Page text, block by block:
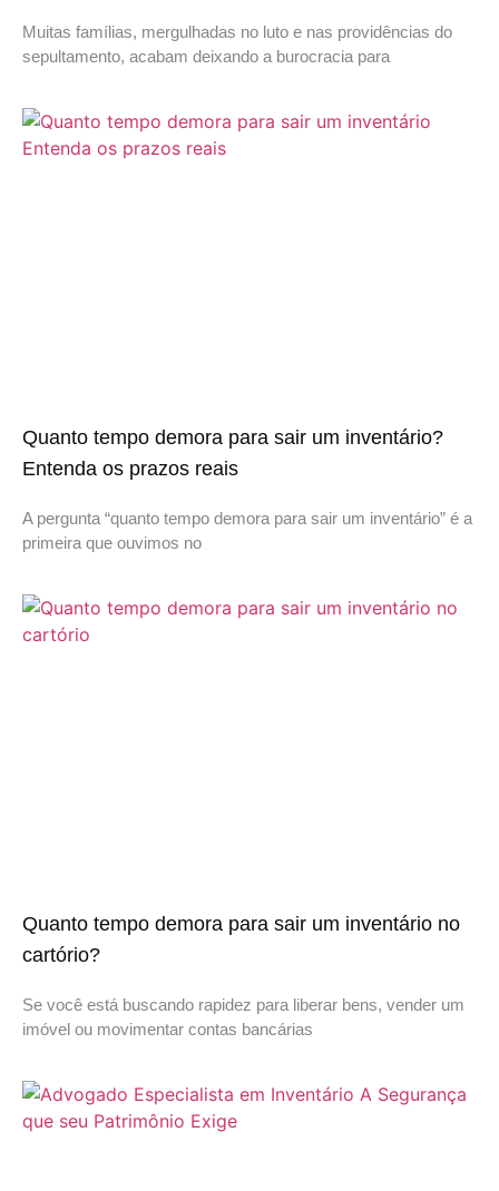
Muitas famílias, mergulhadas no luto e nas providências do
sepultamento, acabam deixando a burocracia para
Quanto tempo demora para sair um inventário?
Entenda os prazos reais
A pergunta “quanto tempo demora para sair um inventário” é a
primeira que ouvimos no
Quanto tempo demora para sair um inventário no
cartório?
Se você está buscando rapidez para liberar bens, vender um
imóvel ou movimentar contas bancárias